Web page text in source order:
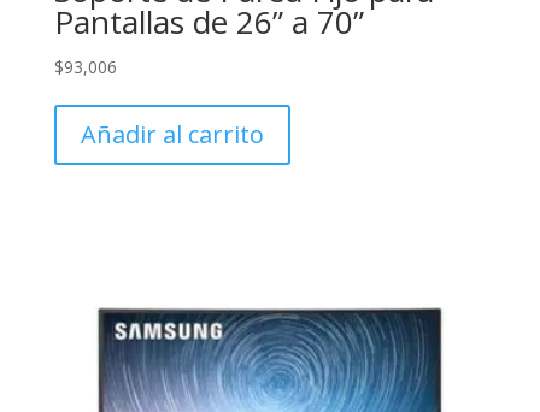
Pantallas de 26” a 70”
$93,006
Añadir al carrito